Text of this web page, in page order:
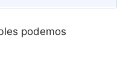
podemos